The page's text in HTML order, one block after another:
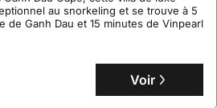
au snorkeling et se trouve à 5
de Ganh Dau et 15 minutes de Vinpearl
pour 4 personnes, dispose de 2
terrasse de 50m² et propose un
avec arrêt marché.
Voir